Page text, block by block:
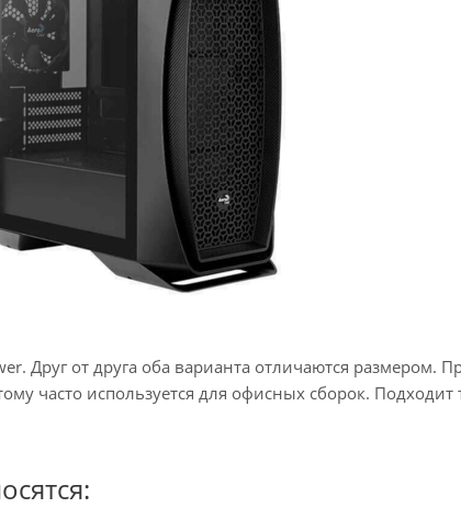
Друг от друга оба варианта отличаются размером.
часто используется для офисных сборок.